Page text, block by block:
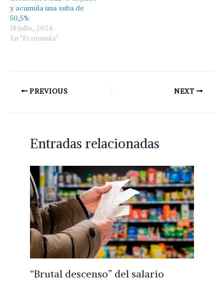
y acumula una suba de
50,5%
18 julio, 2024
En "Economía"
PREVIOUS NEXT
Entradas relacionadas
“Brutal descenso” del salario